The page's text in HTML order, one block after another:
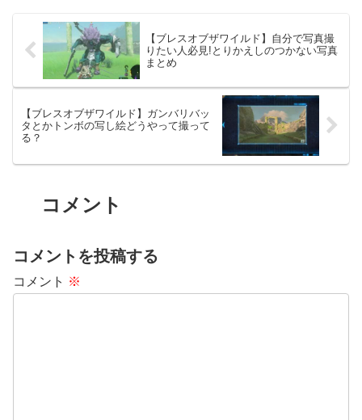
【ブレスオブザワイルド】自分で写真撮
りたい人必見!とりかえしのつかない写真
まとめ
【ブレスオブザワイルド】ガンバリバッ
タとかトンボの写し絵どうやって撮って
る？
コメント
コメントを投稿する
コメント ※